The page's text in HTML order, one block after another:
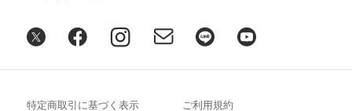
特定商取引に基づく表示 ご利用規約